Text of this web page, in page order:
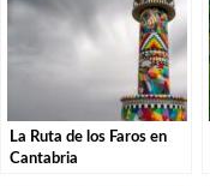
La Ruta de los Faros en
Cantabria